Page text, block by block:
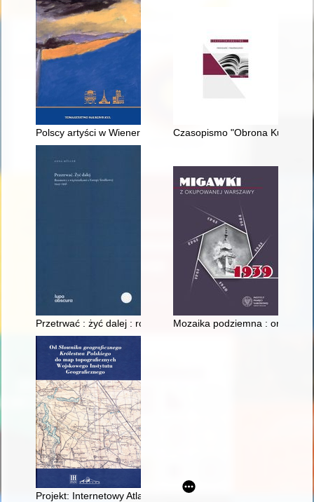
Polscy artyści w Wiener Secession 1898-1919 : konteksty -
Czasopismo "Obrona Kultury"
Przetrwać : żyć dalej : rozmowy z więźniarkami z Europy
Mozaika podziemna :
Projekt: Internetowy Atlas Polski Niepodległej